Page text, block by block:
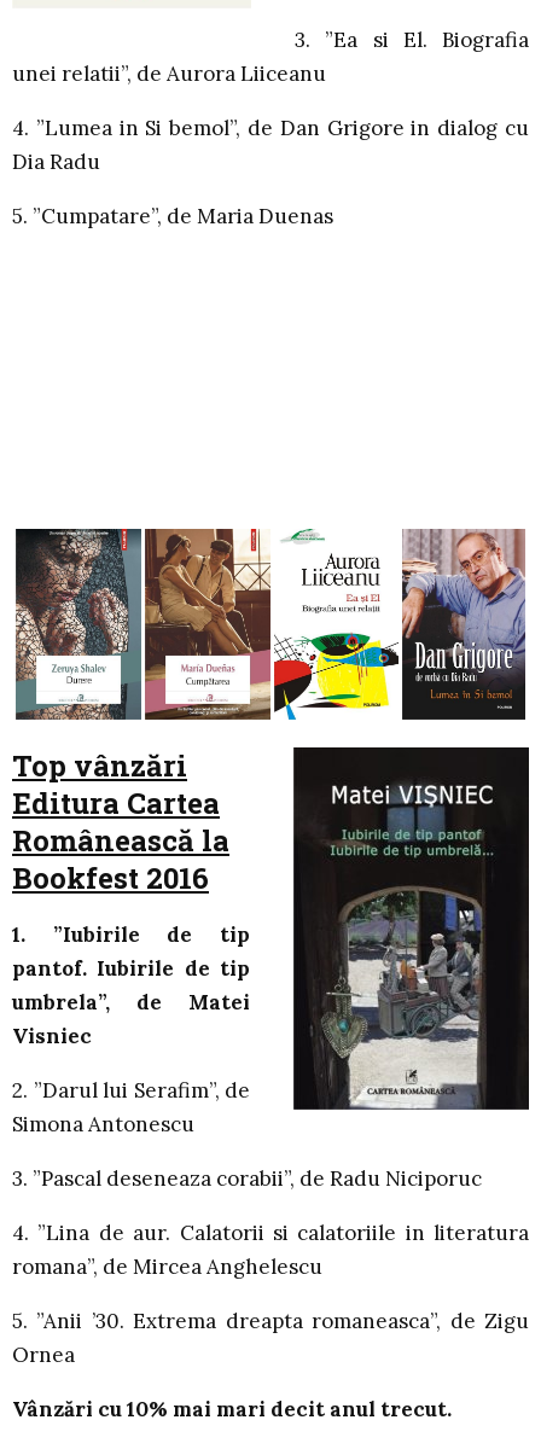
3. ”Ea si El. Biografia
unei relatii”, de Aurora Liiceanu
4. ”Lumea in Si bemol”, de Dan Grigore in dialog cu
Dia Radu
5. ”Cumpatare”, de Maria Duenas
Top vânzări
Editura Cartea
Românească la
Bookfest 2016
1. ”Iubirile de tip
pantof. Iubirile de tip
umbrela”, de Matei
Visniec
2. ”Darul lui Serafim”, de
Simona Antonescu
3. ”Pascal deseneaza corabii”, de Radu Niciporuc
4. ”Lina de aur. Calatorii si calatoriile in literatura
romana”, de Mircea Anghelescu
5. ”Anii ’30. Extrema dreapta romaneasca”, de Zigu
Ornea
Vânzări cu 10% mai mari decit anul trecut.